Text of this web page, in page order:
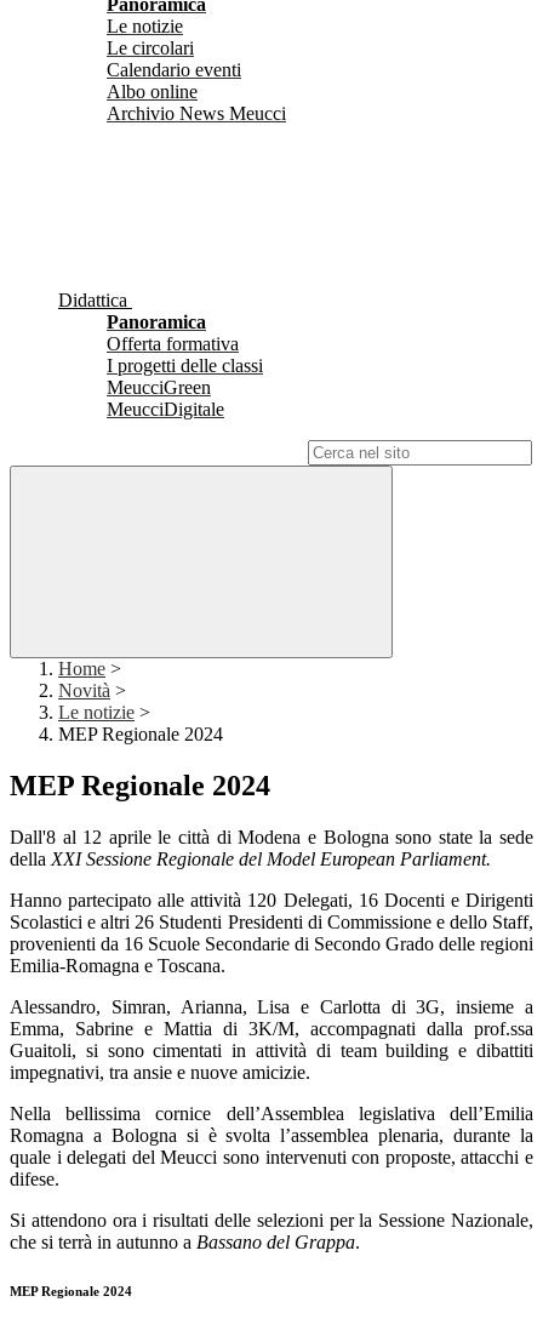
Panoramica
Le notizie
Le circolari
Calendario eventi
Albo online
Archivio News Meucci
Didattica
Panoramica
Offerta formativa
I progetti delle classi
MeucciGreen
MeucciDigitale
Home >
Novità >
Le notizie >
MEP Regionale 2024
MEP Regionale 2024
Dall'8 al 12 aprile le città di Modena e Bologna sono state la sede
della XXI Sessione Regionale del Model European Parliament.
Hanno partecipato alle attività 120 Delegati, 16 Docenti e Dirigenti
Scolastici e altri 26 Studenti Presidenti di Commissione e dello Staff,
provenienti da 16 Scuole Secondarie di Secondo Grado delle regioni
Emilia-Romagna e Toscana.
Alessandro, Simran, Arianna, Lisa e Carlotta di 3G, insieme a
Emma, Sabrine e Mattia di 3K/M, accompagnati dalla prof.ssa
Guaitoli, si sono cimentati in attività di team building e dibattiti
impegnativi, tra ansie e nuove amicizie.
Nella bellissima cornice dell’Assemblea legislativa dell’Emilia
Romagna a Bologna si è svolta l’assemblea plenaria, durante la
quale i delegati del Meucci sono intervenuti con proposte, attacchi e
difese.
Si attendono ora i risultati delle selezioni per la Sessione Nazionale,
che si terrà in autunno a Bassano del Grappa.
MEP Regionale 2024